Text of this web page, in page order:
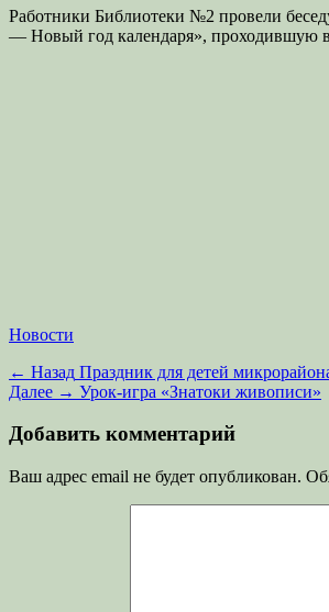
Работники Библиотеки №2 провели
— Новый год календаря», проходившую
Категории
Новости
Навигация
по
записям
← Назад Предыдущая
запись:
Праздник для детей
Далее → Следующая
Урок-игра «Знатоки живописи»
Добавить комментарий
Ваш адрес email не будет опубликован.